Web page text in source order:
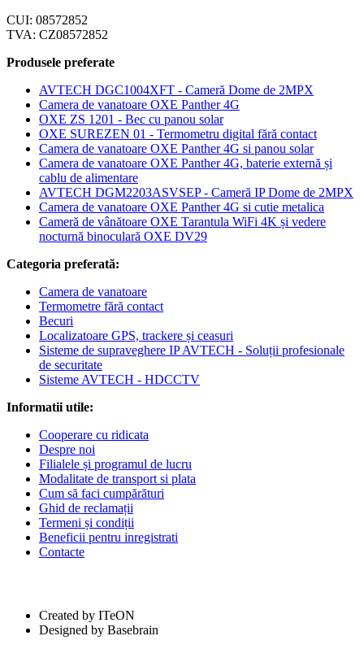
CUI: 08572852
TVA: CZ08572852
Produsele preferate
AVTECH DGC1004XFT - Cameră Dome de 2MPX
Camera de vanatoare OXE Panther 4G
OXE ZS 1201 - Bec cu panou solar
OXE SUREZEN 01 - Termometru digital fără contact
Camera de vanatoare OXE Panther 4G si panou solar
Camera de vanatoare OXE Panther 4G, baterie externă și
cablu de alimentare
AVTECH DGM2203ASVSEP - Cameră IP Dome de 2MPX
Camera de vanatoare OXE Panther 4G si cutie metalica
Cameră de vânătoare OXE Tarantula WiFi 4K și vedere
nocturnă binoculară OXE DV29
Categoria preferată:
Camera de vanatoare
Termometre fără contact
Becuri
Localizatoare GPS, trackere și ceasuri
Sisteme de supraveghere IP AVTECH - Soluții profesionale
de securitate
Sisteme AVTECH - HDCCTV
Informatii utile:
Cooperare cu ridicata
Despre noi
Filialele și programul de lucru
Modalitate de transport si plata
Cum să faci cumpărături
Ghid de reclamații
Termeni și condiții
Beneficii pentru inregistrati
Contacte
Created by ITeON
Designed by Basebrain